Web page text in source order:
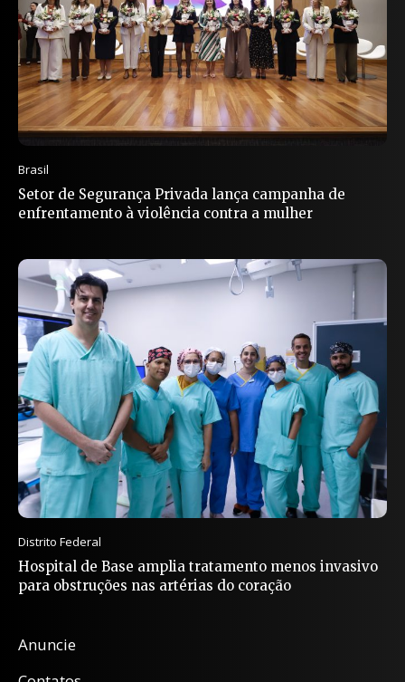
Brasil
Setor de Segurança Privada lança campanha de
enfrentamento à violência contra a mulher
Distrito Federal
Hospital de Base amplia tratamento menos invasivo
para obstruções nas artérias do coração
Anuncie